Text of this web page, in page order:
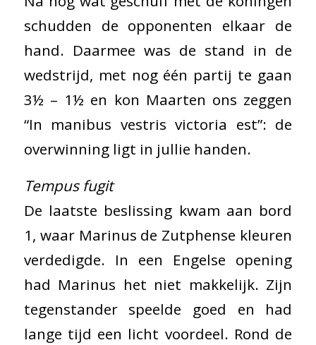
schudden de opponenten elkaar de
hand. Daarmee was de stand in de
wedstrijd, met nog één partij te gaan
3½ – 1½ en kon Maarten ons zeggen
“In manibus vestris victoria est”: de
overwinning ligt in jullie handen.
Tempus fugit
De laatste beslissing kwam aan bord
1, waar Marinus de Zutphense kleuren
verdedigde. In een Engelse opening
had Marinus het niet makkelijk. Zijn
tegenstander speelde goed en had
lange tijd een licht voordeel. Rond de